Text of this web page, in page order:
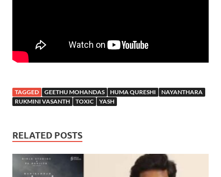
TAGGED GEETHU MOHANDAS HUMA QURESHI
NAYANTHARA
RUKMINI VASANTH
TOXIC YASH
RELATED POSTS